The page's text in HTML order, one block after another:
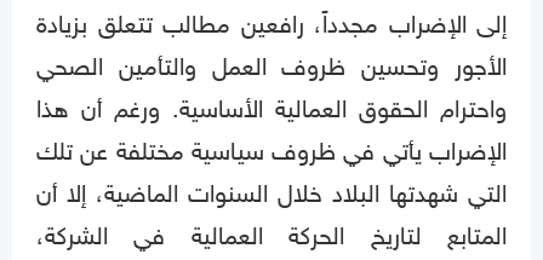
إلى الإضراب مجدداً، رافعين مطالب تتعلق بزيادة
الأجور وتحسين ظروف العمل والتأمين الصحي
واحترام الحقوق العمالية الأساسية. ورغم أن هذا
الإضراب يأتي في ظروف سياسية مختلفة عن تلك
التي شهدتها البلاد خلال السنوات الماضية، إلا أن
المتابع لتاريخ الحركة العمالية في الشركة،